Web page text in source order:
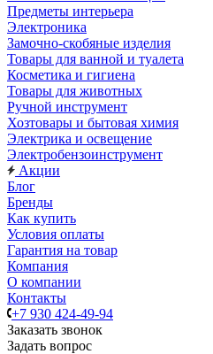
Предметы интерьера
Электроника
Замочно-скобяные изделия
Товары для ванной и туалета
Косметика и гигиена
Товары для животных
Ручной инструмент
Хозтовары и бытовая химия
Электрика и освещение
Электробензоинструмент
Акции
Блог
Бренды
Как купить
Условия оплаты
Гарантия на товар
Компания
О компании
Контакты
+7 930 424-49-94
Заказать звонок
Задать вопрос